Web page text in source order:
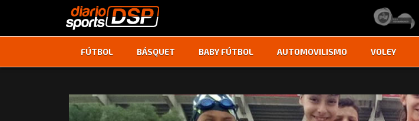
FÚTBOL BÁSQUET BABY FÚTBOL AUTOMOVILISMO VOLEY